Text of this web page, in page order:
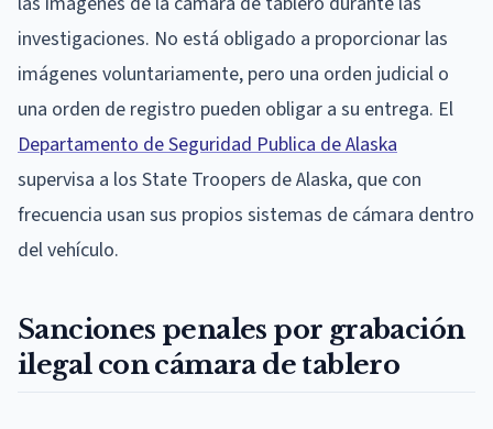
investigaciones. No está obligado a proporcionar las
imágenes voluntariamente, pero una orden judicial o
una orden de registro pueden obligar a su entrega. El
Departamento de Seguridad Publica de Alaska
supervisa a los State Troopers de Alaska, que con
frecuencia usan sus propios sistemas de cámara dentro
del vehículo.
Sanciones penales por grabación
ilegal con cámara de tablero